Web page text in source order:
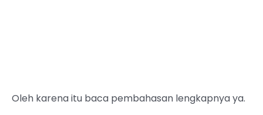
Oleh karena itu baca pembahasan lengkapnya ya.